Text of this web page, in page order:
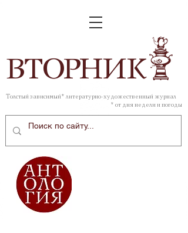
ВТОРНИК
Толстый зависимый* литературно-художественный журнал
* от дня недели и погоды